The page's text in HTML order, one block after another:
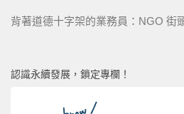
背著道德十字架的業務員：NGO 街
認識永續發展，鎖定專欄！